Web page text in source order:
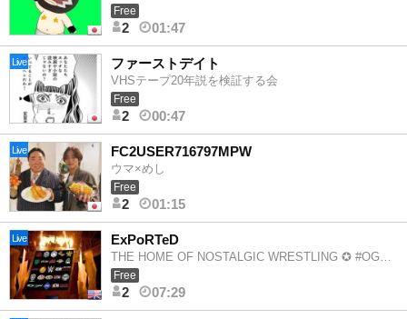
Free
2 01:47
Live ファーストデイト
VHSテープ20年説を検証する会
Free
2 00:47
Live FC2USER716797MPW
ウマ×めし
Free
2 01:15
Live ExPoRTeD
THE HOME OF NOSTALGIC WRESTLING ✪ #OGFaMiLyZoNE!™
Free
2 07:29